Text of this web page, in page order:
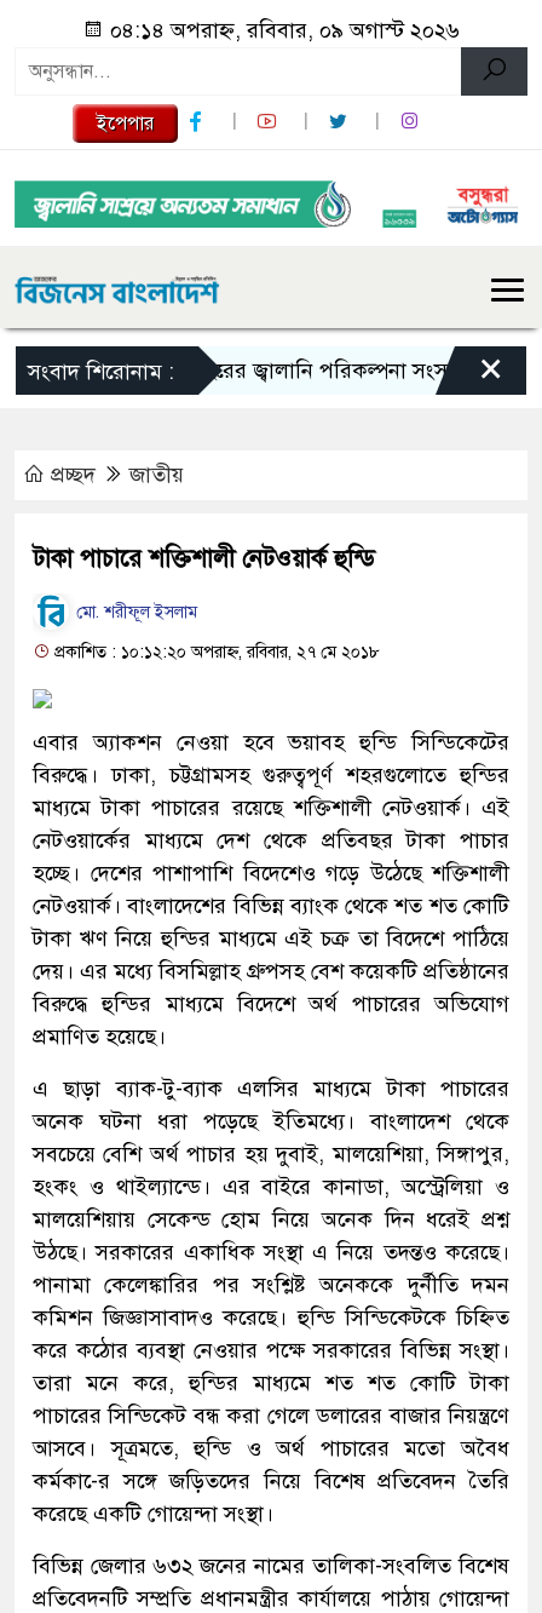
০৪:১৪ অপরাহ্ন, রবিবার, ০৯ অগাস্ট ২০২৬
ইপেপার
সংবাদ শিরোনাম :
১০ বছরের জ্বালানি পরিকল্পনা সংসদে তুলে ধরবে×
প্রচ্ছদ জাতীয়
টাকা পাচারে শক্তিশালী নেটওয়ার্ক হুন্ডি
মো. শরীফূল ইসলাম
প্রকাশিত : ১০:১২:২০ অপরাহ্ন, রবিবার, ২৭ মে ২০১৮
এবার অ্যাকশন নেওয়া হবে ভয়াবহ হুন্ডি সিন্ডিকেটের
বিরুদ্ধে। ঢাকা, চট্টগ্রামসহ গুরুত্বপূর্ণ শহরগুলোতে হুন্ডির
মাধ্যমে টাকা পাচারের রয়েছে শক্তিশালী নেটওয়ার্ক। এই
নেটওয়ার্কের মাধ্যমে দেশ থেকে প্রতিবছর টাকা পাচার
হচ্ছে। দেশের পাশাপাশি বিদেশেও গড়ে উঠেছে শক্তিশালী
নেটওয়ার্ক। বাংলাদেশের বিভিন্ন ব্যাংক থেকে শত শত কোটি
টাকা ঋণ নিয়ে হুন্ডির মাধ্যমে এই চক্র তা বিদেশে পাঠিয়ে
দেয়। এর মধ্যে বিসমিল্লাহ গ্রুপসহ বেশ কয়েকটি প্রতিষ্ঠানের
বিরুদ্ধে হুন্ডির মাধ্যমে বিদেশে অর্থ পাচারের অভিযোগ
প্রমাণিত হয়েছে।
এ ছাড়া ব্যাক-টু-ব্যাক এলসির মাধ্যমে টাকা পাচারের
অনেক ঘটনা ধরা পড়েছে ইতিমধ্যে। বাংলাদেশ থেকে
সবচেয়ে বেশি অর্থ পাচার হয় দুবাই, মালয়েশিয়া, সিঙ্গাপুর,
হংকং ও থাইল্যান্ডে। এর বাইরে কানাডা, অস্ট্রেলিয়া ও
মালয়েশিয়ায় সেকেন্ড হোম নিয়ে অনেক দিন ধরেই প্রশ্ন
উঠছে। সরকারের একাধিক সংস্থা এ নিয়ে তদন্তও করেছে।
পানামা কেলেঙ্কারির পর সংশ্লিষ্ট অনেককে দুর্নীতি দমন
কমিশন জিজ্ঞাসাবাদও করেছে। হুন্ডি সিন্ডিকেটকে চিহ্নিত
করে কঠোর ব্যবস্থা নেওয়ার পক্ষে সরকারের বিভিন্ন সংস্থা।
তারা মনে করে, হুন্ডির মাধ্যমে শত শত কোটি টাকা
পাচারের সিন্ডিকেট বন্ধ করা গেলে ডলারের বাজার নিয়ন্ত্রণে
আসবে। সূত্রমতে, হুন্ডি ও অর্থ পাচারের মতো অবৈধ
কর্মকা-ের সঙ্গে জড়িতদের নিয়ে বিশেষ প্রতিবেদন তৈরি
করেছে একটি গোয়েন্দা সংস্থা।
বিভিন্ন জেলার ৬৩২ জনের নামের তালিকা-সংবলিত বিশেষ
প্রতিবেদনটি সম্প্রতি প্রধানমন্ত্রীর কার্যালয়ে পাঠায় গোয়েন্দা